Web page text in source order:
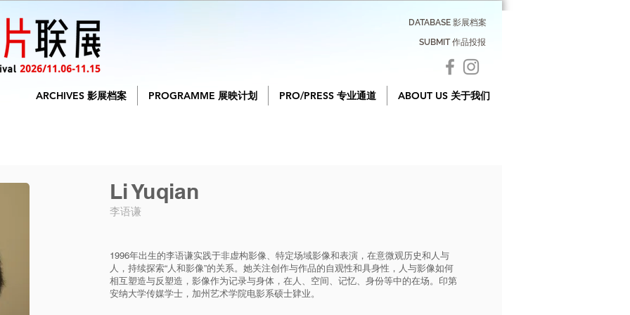
DATABASE 影展档案
SUBMIT 作品投报
ARCHIVES 影展档案 PROGRAMME 展映计划 PRO/PRESS 专业通道 ABOUT US 关于我们
Li Yuqian
李语谦
1996年出生的李语谦实践于非虚构影像、特定场域影像和表演，在意微观历史和人与
人，持续探索“人和影像”的关系。她关注创作与作品的自观性和具身性，人与影像如何
相互塑造与反塑造，影像作为记录与身体，在人、空间、记忆、身份等中的在场。印第
安纳大学传媒学士，加州艺术学院电影系硕士肄业。